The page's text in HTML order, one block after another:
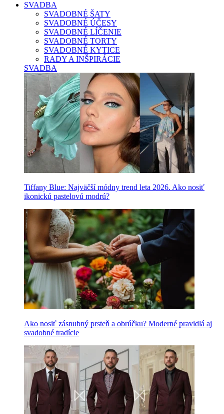
SVADBA
SVADOBNÉ ŠATY
SVADOBNÉ ÚČESY
SVADOBNÉ LÍČENIE
SVADOBNÉ TORTY
SVADOBNÉ KYTICE
RADY A INŠPIRÁCIE
SVADBA
Tiffany Blue: Najväčší módny trend leta 2026. Ako nosiť
ikonickú pastelovú modrú?
Ako nosiť zásnubný prsteň a obrúčku? Moderné pravidlá aj
svadobné tradície